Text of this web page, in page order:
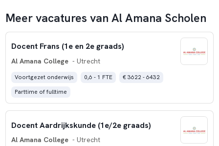
Meer vacatures van Al Amana Scholen
Docent Frans (1e en 2e graads)
Al Amana College - Utrecht
Voortgezet onderwijs 0,6 - 1 FTE
€ 3622 - 6432
Parttime of fulltime
Docent Aardrijkskunde (1e/2e graads)
Al Amana College - Utrecht